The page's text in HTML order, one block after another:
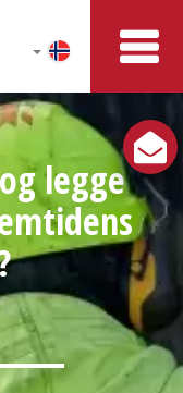
legge